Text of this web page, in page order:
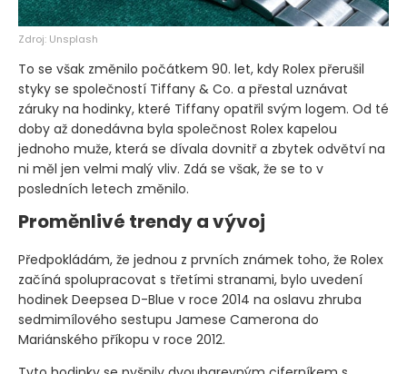
Zdroj: Unsplash
To se však změnilo počátkem 90. let, kdy Rolex přerušil
styky se společností Tiffany & Co. a přestal uznávat
záruky na hodinky, které Tiffany opatřil svým logem. Od té
doby až donedávna byla společnost Rolex kapelou
jednoho muže, která se dívala dovnitř a zbytek odvětví na
ni měl jen velmi malý vliv. Zdá se však, že se to v
posledních letech změnilo.
Proměnlivé trendy a vývoj
Předpokládám, že jednou z prvních známek toho, že Rolex
začíná spolupracovat s třetími stranami, bylo uvedení
hodinek Deepsea D-Blue v roce 2014 na oslavu zhruba
sedmimílového sestupu Jamese Camerona do
Mariánského příkopu v roce 2012.